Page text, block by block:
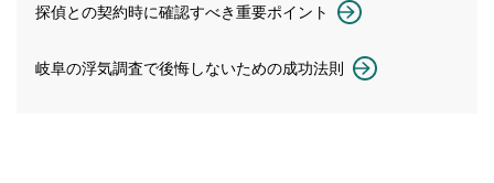
探偵との契約時に確認すべき重要ポイント
岐阜の浮気調査で後悔しないための成功法則